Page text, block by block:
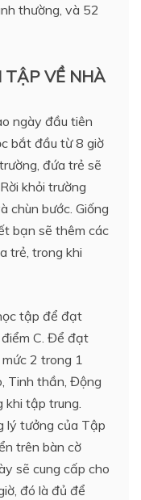
thường, và 52
TẬP VỀ NHÀ
ngày đầu tiên
bắt đầu từ 8 giờ
đứa trẻ sẽ
khỏi trường
chùn bước. Giống
bạn sẽ thêm các
trẻ, trong khi
tập để đạt
C. Để đạt
2 trong 1
Tinh thần, Động
khi tập trung.
lý tưởng của Tập
trên bàn cờ
sẽ cung cấp cho
đó là đủ để